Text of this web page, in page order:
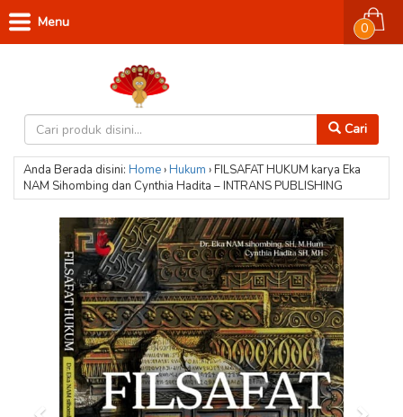
Cari
0
Menu
Anda Berada disini: Home›Hukum ›FILSAFAT HUKUM karya Eka
NAM Sihombing dan Cynthia Hadita – INTRANS PUBLISHING